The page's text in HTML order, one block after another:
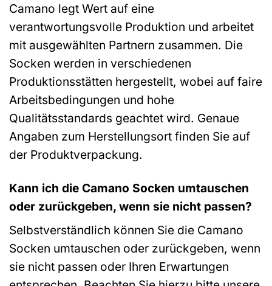
Camano legt Wert auf eine
verantwortungsvolle Produktion und arbeitet
mit ausgewählten Partnern zusammen. Die
Socken werden in verschiedenen
Produktionsstätten hergestellt, wobei auf faire
Arbeitsbedingungen und hohe
Qualitätsstandards geachtet wird. Genaue
Angaben zum Herstellungsort finden Sie auf
der Produktverpackung.
Kann ich die Camano Socken umtauschen
oder zurückgeben, wenn sie nicht passen?
Selbstverständlich können Sie die Camano
Socken umtauschen oder zurückgeben, wenn
sie nicht passen oder Ihren Erwartungen